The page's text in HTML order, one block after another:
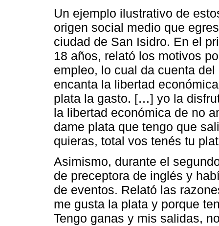
Un ejemplo ilustrativo de
origen social medio que
ciudad de San Isidro. En el
18 años, relató los motivos
empleo, lo cual da cuenta
encanta la libertad
plata la gasto. […] yo la
la libertad económica de no
dame plata que tengo que
quieras, total vos tenés tu
Asimismo, durante el
de preceptora de inglés y
de eventos. Relató las
me gusta la plata y porque
Tengo ganas y mis salidas,